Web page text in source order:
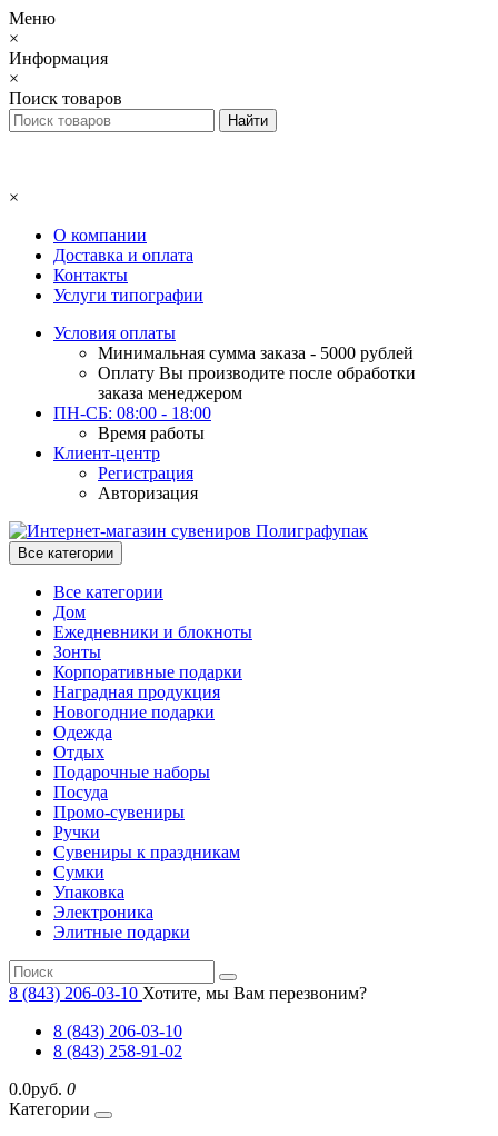
Меню
×
Информация
×
Поиск товаров
×
О компании
Доставка и оплата
Контакты
Услуги типографии
Условия оплаты
Минимальная сумма заказа - 5000 рублей
Оплату Вы производите после обработки
заказа менеджером
ПН-СБ: 08:00 - 18:00
Время работы
Клиент-центр
Регистрация
Авторизация
Все категории
Все категории
Дом
Ежедневники и блокноты
Зонты
Корпоративные подарки
Наградная продукция
Новогодние подарки
Одежда
Отдых
Подарочные наборы
Посуда
Промо-сувениры
Ручки
Сувениры к праздникам
Сумки
Упаковка
Электроника
Элитные подарки
8 (843) 206-03-10 Хотите, мы Вам перезвоним?
8 (843) 206-03-10
8 (843) 258-91-02
0.0руб. 0
Категории